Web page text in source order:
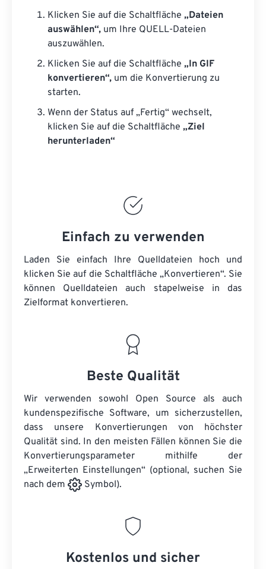
Klicken Sie auf die Schaltfläche „Dateien
auswählen“, um Ihre QUELL-Dateien
auszuwählen.
Klicken Sie auf die Schaltfläche „In GIF
konvertieren“, um die Konvertierung zu
starten.
Wenn der Status auf „Fertig“ wechselt,
klicken Sie auf die Schaltfläche „Ziel
herunterladen“
Einfach zu verwenden
Laden Sie einfach Ihre Quelldateien hoch und
klicken Sie auf die Schaltfläche „Konvertieren“. Sie
können Quelldateien auch stapelweise in das
Zielformat konvertieren.
Beste Qualität
Wir verwenden sowohl Open Source als auch
kundenspezifische Software, um sicherzustellen,
dass unsere Konvertierungen von höchster
Qualität sind. In den meisten Fällen können Sie die
Konvertierungsparameter mithilfe der
„Erweiterten Einstellungen“ (optional, suchen Sie
nach dem
Symbol).
Kostenlos und sicher